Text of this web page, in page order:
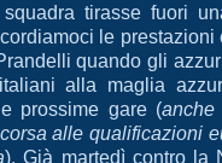
tirasse fuori
le prestazioni
quando gli
alla maglia
prossime gare (anche
alle qualificazioni
). Già martedì contro la